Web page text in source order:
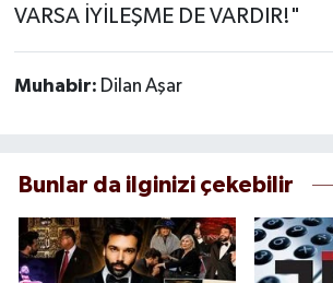
VARSA İYİLEŞME DE VARDIR!"
Muhabir: Dilan Aşar
Bunlar da ilginizi çekebilir